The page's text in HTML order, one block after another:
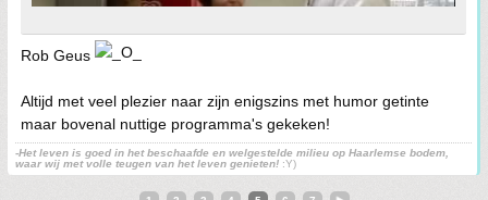
Rob Geus
Altijd met veel plezier naar zijn enigszins met humor getinte
maar bovenal nuttige programma's gekeken!
-Het leven is goed in het beschaafde en welgestelde milieu op Haarlemse bodem,
waar wij met volle teugen van het leven genieten! :Y)